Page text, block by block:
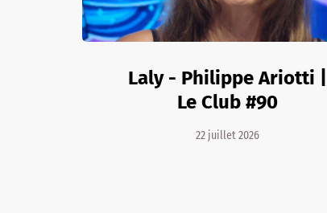
Laly - Philippe Ariotti |
Le Club #90
22 juillet 2026